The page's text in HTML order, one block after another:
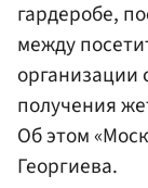
гардеробе,
между
организации
получения
Об этом
Георгиева.